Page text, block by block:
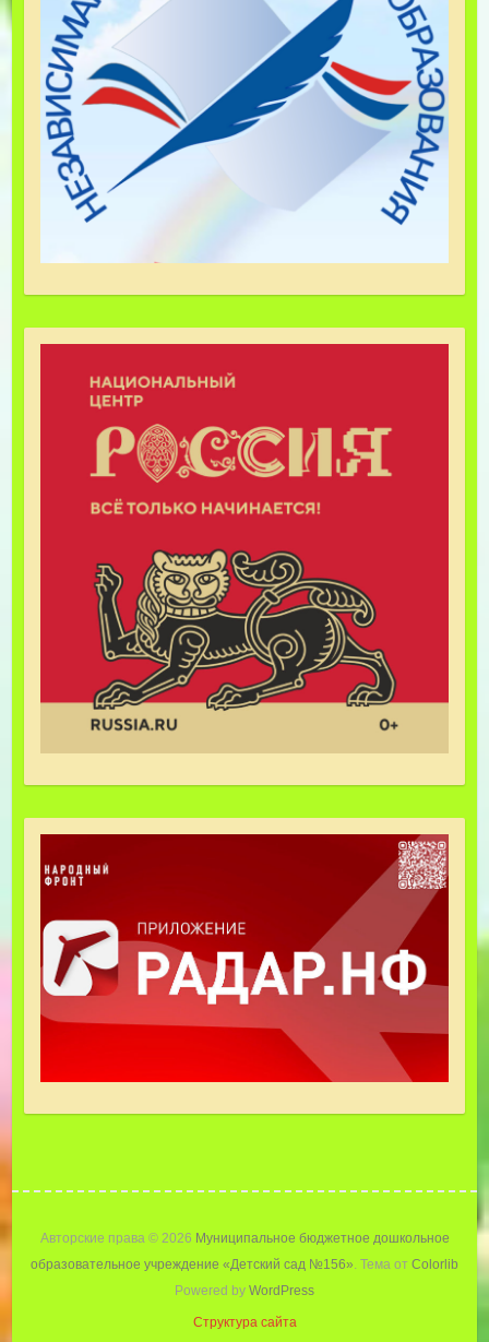
Авторские права © 2026 Муниципальное бюджетное дошкольное
образовательное учреждение «Детский cад №156» . Тема от Colorlib
Powered by WordPress
Структура сайта